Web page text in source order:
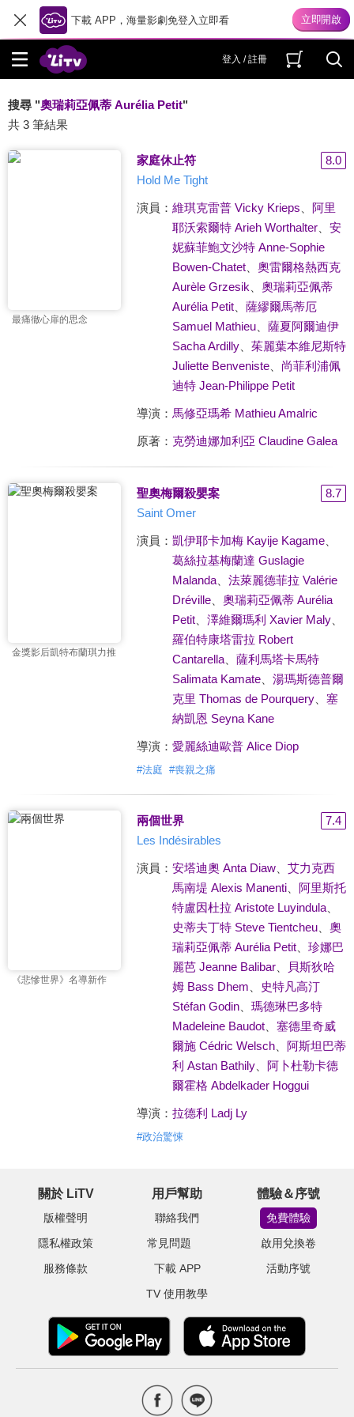
下載 APP，海量影劇免登入立即看
登入 / 註冊
搜尋 "奧瑞莉亞佩蒂 Aurélia Petit"
共 3 筆結果
最痛徹心扉的思念
家庭休止符
8.0
Hold Me Tight
演員： 維琪克雷普 Vicky Krieps
阿里
耶沃索爾特 Arieh Worthalter、 安
妮蘇菲鮑文沙特 Anne-Sophie
Bowen-Chatet、 奧雷爾格熱西克
Aurèle Grzesik
奧瑞莉亞佩蒂
Aurélia Petit、 薩繆爾馬蒂厄
Samuel Mathieu、 薩夏阿爾迪伊
Sacha Ardilly、 茱麗葉本維尼斯特
Juliette Benveniste、 尚菲利浦佩
迪特 Jean-Philippe Petit
導演： 馬修亞瑪希 Mathieu Amalric
原著： 克勞迪娜加利亞 Claudine Galea
金獎影后凱特布蘭琪力推
聖奧梅爾殺嬰案
8.7
Saint Omer
演員： 凱伊耶卡加梅 Kayije Kagame、
葛絲拉基梅蘭達 Guslagie
Malanda、 法萊麗德菲拉 Valérie
Dréville、 奧瑞莉亞佩蒂 Aurélia
Petit、 澤維爾瑪利 Xavier Maly、
羅伯特康塔雷拉 Robert
Cantarella、 薩利馬塔卡馬特
Salimata Kamate、 湯瑪斯德普爾
克里 Thomas de Pourquery、 塞
納凱恩 Seyna Kane
導演： 愛麗絲迪歐普 Alice Diop
#法庭 #喪親之痛
《悲慘世界》名導新作
兩個世界
7.4
Les Indésirables
演員： 安塔迪奧 Anta Diaw、 艾力克西
馬南堤 Alexis Manenti、 阿里斯托
特盧因杜拉 Aristote Luyindula、
史蒂夫丁特 Steve Tientcheu、 奧
瑞莉亞佩蒂 Aurélia Petit、 珍娜巴
麗芭 Jeanne Balibar、
貝斯狄哈
姆 Bass Dhem
史特凡高汀
Stéfan Godin、 瑪德琳巴多特
Madeleine Baudot、 塞德里奇威
爾施 Cédric Welsch、 阿斯坦巴蒂
利 Astan Bathily、 阿卜杜勒卡德
爾霍格 Abdelkader Hoggui
導演： 拉德利 Ladj Ly
#政治驚悚
關於 LiTV
版權聲明
隱私權政策
服務條款
用戶幫助
聯絡我們
常見問題
下載 APP
TV 使用教學
體驗＆序號
免費體驗
啟用兌換卷
活動序號